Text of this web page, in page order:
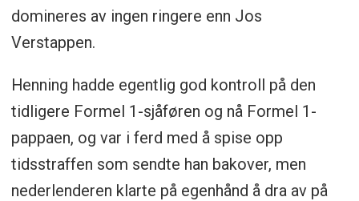
domineres av ingen ringere enn Jos
Verstappen.
Henning hadde egentlig god kontroll på den
tidligere Formel 1-sjåføren og nå Formel 1-
pappaen, og var i ferd med å spise opp
tidsstraffen som sendte han bakover, men
nederlenderen klarte på egenhånd å dra av på